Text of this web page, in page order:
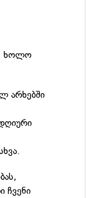
ხოლო
არხებში
ჩვენი